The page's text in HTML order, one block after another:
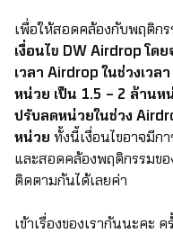
เพื่อให้สอดคล้องกับพฤติก
เงื่อนไข DW Airdrop โด
เวลา Airdrop ในช่วงเว
หน่วย เป็น 1.5 – 2 ล้านห
ปรับลดหน่วยในช่วง
หน่วยทั้งนี้เงื่อนไขอาจมีก
และสอดคล้องพฤติกรรมข
ติดตามกันได้เลยค่า
เข้าเรื่องของเรากันนะคะ